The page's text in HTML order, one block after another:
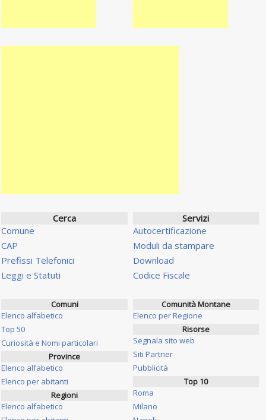
Cerca
Comune
CAP
Prefissi Telefonici
Leggi e Statuti
Servizi
Autocertificazione
Moduli da stampare
Download
Codice Fiscale
Comuni
Elenco alfabetico
Top 50
Curiosità e Nomi particolari
Province
Elenco alfabetico
Elenco per abitanti
Regioni
Elenco alfabetico
Comunità Montane
Elenco per Regione
Risorse
Segnala sito web
Siti Partner
Pubblicità
Top 10
Roma
Milano